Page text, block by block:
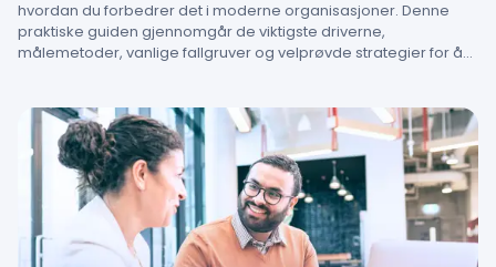
hvordan du forbedrer det i moderne organisasjoner. Denne
praktiske guiden gjennomgår de viktigste driverne,
målemetoder, vanlige fallgruver og velprøvde strategier for å
team kan omsette innsikt til handling.